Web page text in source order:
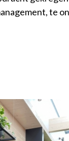
te